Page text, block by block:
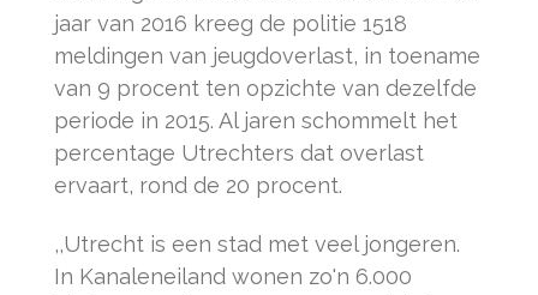
jaar van 2016 kreeg de politie 1518
meldingen van jeugdoverlast, in toename
van 9 procent ten opzichte van dezelfde
periode in 2015. Al jaren schommelt het
percentage Utrechters dat overlast
ervaart, rond de 20 procent.
,,Utrecht is een stad met veel jongeren.
In Kanaleneiland wonen zo'n 6.000